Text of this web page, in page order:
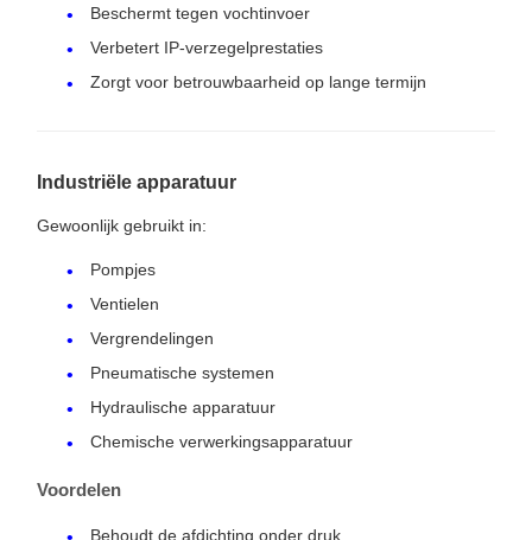
Beschermt tegen vochtinvoer
Verbetert IP-verzegelprestaties
Zorgt voor betrouwbaarheid op lange termijn
Industriële apparatuur
Gewoonlijk gebruikt in:
Pompjes
Ventielen
Vergrendelingen
Pneumatische systemen
Hydraulische apparatuur
Chemische verwerkingsapparatuur
Voordelen
Behoudt de afdichting onder druk